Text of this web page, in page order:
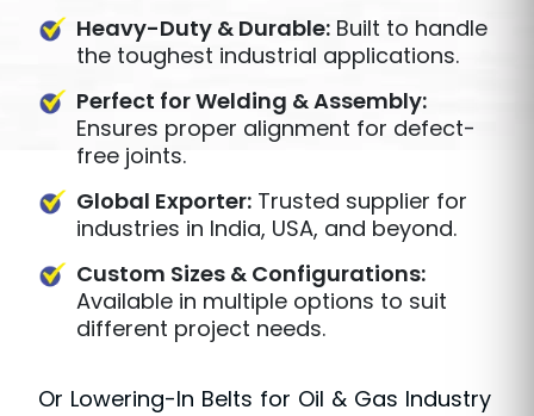
Heavy-Duty & Durable: Built to handle
the toughest industrial applications.
Perfect for Welding & Assembly:
Ensures proper alignment for defect-
free joints.
Global Exporter: Trusted supplier for
industries in India, USA, and beyond.
Custom Sizes & Configurations:
Available in multiple options to suit
different project needs.
Or Lowering-In Belts for Oil & Gas Industry